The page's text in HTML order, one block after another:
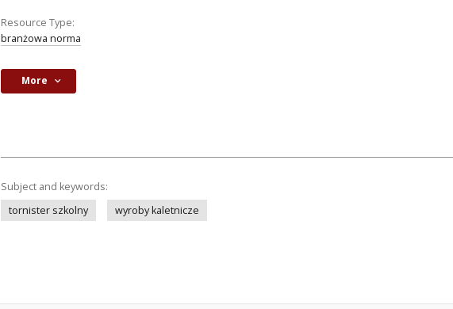
Resource Type:
branżowa norma
More
Subject and keywords:
tornister szkolny
wyroby kaletnicze